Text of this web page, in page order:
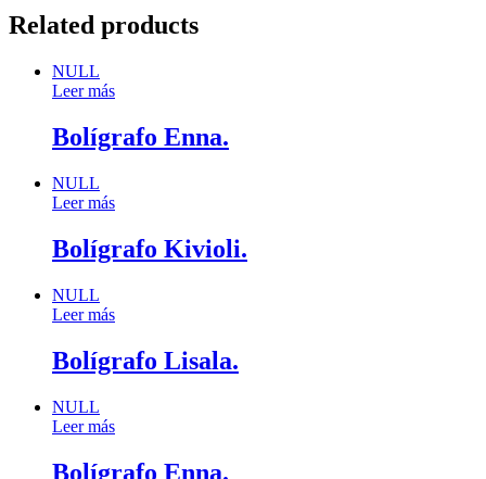
Related products
NULL
Leer más
Bolígrafo Enna.
NULL
Leer más
Bolígrafo Kivioli.
NULL
Leer más
Bolígrafo Lisala.
NULL
Leer más
Bolígrafo Enna.